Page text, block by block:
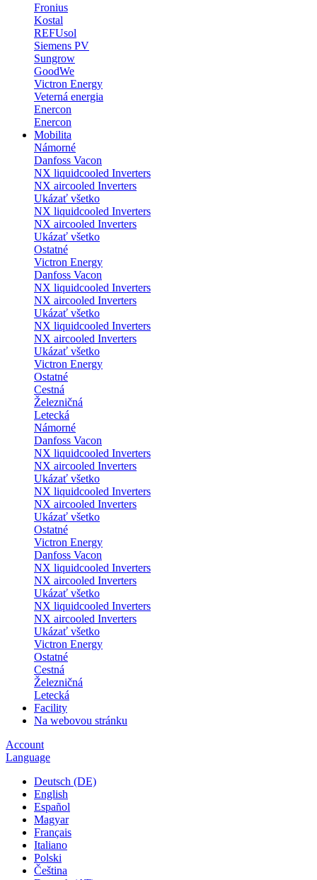
Fronius
Kostal
REFUsol
Siemens PV
Sungrow
GoodWe
Victron Energy
Veterná energia
Enercon
Enercon
Mobilita
Námorné
Danfoss Vacon
NX liquidcooled Inverters
NX aircooled Inverters
Ukázať všetko
NX liquidcooled Inverters
NX aircooled Inverters
Ukázať všetko
Ostatné
Victron Energy
Danfoss Vacon
NX liquidcooled Inverters
NX aircooled Inverters
Ukázať všetko
NX liquidcooled Inverters
NX aircooled Inverters
Ukázať všetko
Victron Energy
Ostatné
Cestná
Železničná
Letecká
Námorné
Danfoss Vacon
NX liquidcooled Inverters
NX aircooled Inverters
Ukázať všetko
NX liquidcooled Inverters
NX aircooled Inverters
Ukázať všetko
Ostatné
Victron Energy
Danfoss Vacon
NX liquidcooled Inverters
NX aircooled Inverters
Ukázať všetko
NX liquidcooled Inverters
NX aircooled Inverters
Ukázať všetko
Victron Energy
Ostatné
Cestná
Železničná
Letecká
Facility
Na webovou stránku
Account
Language
Deutsch (DE)
English
Español
Magyar
Français
Italiano
Polski
Čeština